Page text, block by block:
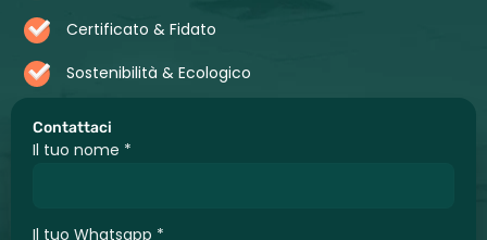
Contattaci
Il tuo nome *
Il tuo Whatsapp *
Certificato & Fidato
Sostenibilità & Ecologico